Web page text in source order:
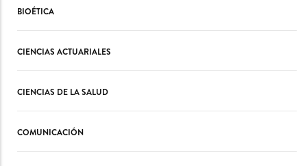
BIOÉTICA
CIENCIAS ACTUARIALES
CIENCIAS DE LA SALUD
COMUNICACIÓN